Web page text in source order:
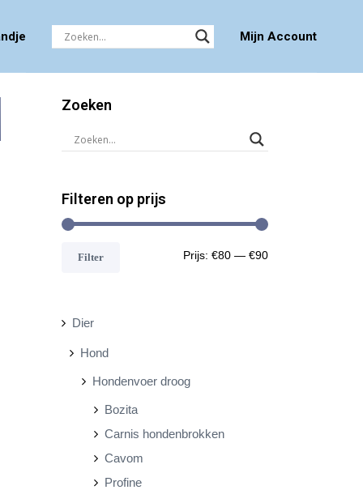
Mijn Account
Zoeken
Filteren op prijs
MM
Filter Prijs: €80 — €90
Dier
Hond
Hondenvoer droog
Bozita
Carnis hondenbrokken
Cavom
Profine